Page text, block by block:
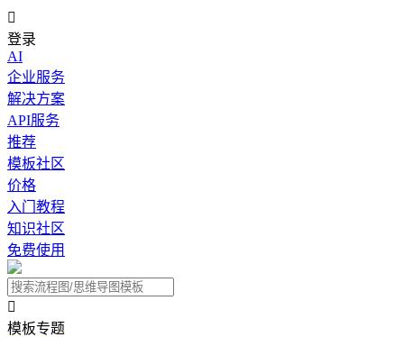

登录
AI
企业服务
解决方案
API服务
推荐
模板社区
价格
入门教程
知识社区
免费使用

模板专题